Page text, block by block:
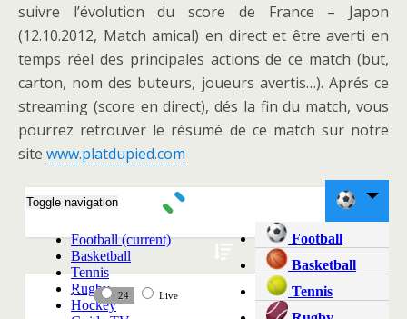
suivre l’évolution du score de France – Japon
(12.10.2012, Match amical) en direct et être averti en
temps réel des principales actions de ce match (but,
carton, nom des buteurs, joueurs avertis…). Aprés ce
streaming (score en direct), dés la fin du match, vous
pourrez retrouver le résumé de ce match sur notre
site www.platdupied.com